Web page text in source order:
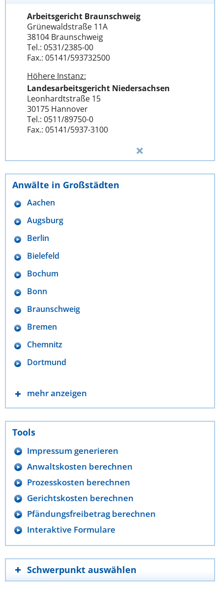
Arbeitsgericht Braunschweig
Grünewaldstraße 11A
38104 Braunschweig
Tel.: 0531/2385-00
Fax.: 05141/593732500
Höhere Instanz:
Landesarbeitsgericht Niedersachsen
Leonhardtstraße 15
30175 Hannover
Tel.: 0511/89750-0
Fax.: 05141/5937-3100
Anwälte in Großstädten
Aachen
Augsburg
Berlin
Bielefeld
Bochum
Bonn
Braunschweig
Bremen
Chemnitz
Dortmund
mehr anzeigen
Tools
Impressum generieren
Anwaltskosten berechnen
Prozesskosten berechnen
Gerichtskosten berechnen
Pfändungsfreibetrag berechnen
Interaktive Formulare
Schwerpunkt auswählen